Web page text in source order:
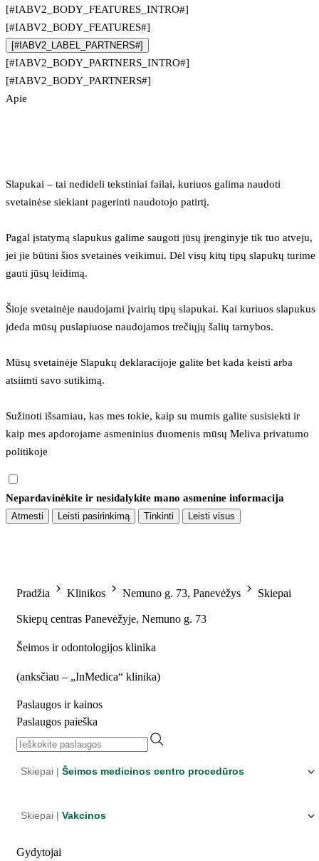
[#IABV2_BODY_FEATURES_INTRO#]
[#IABV2_BODY_FEATURES#]
[#IABV2_LABEL_PARTNERS#]
[#IABV2_BODY_PARTNERS_INTRO#]
[#IABV2_BODY_PARTNERS#]
Apie
Slapukai – tai nedideli tekstiniai failai, kuriuos galima naudoti
svetainėse siekiant pagerinti naudotojo patirtį.
Pagal įstatymą slapukus galime saugoti jūsų įrenginyje tik tuo atveju,
jei jie būtini šios svetainės veikimui. Dėl visų kitų tipų slapukų turime
gauti jūsų leidimą.
Šioje svetainėje naudojami įvairių tipų slapukai. Kai kuriuos slapukus
įdeda mūsų puslapiuose naudojamos trečiųjų šalių tarnybos.
Mūsų svetainėje Slapukų deklaracijoje galite bet kada keisti arba
atsiimti savo sutikimą.
Sužinoti išsamiau, kas mes tokie, kaip su mumis galite susisiekti ir
kaip mes apdorojame asmeninius duomenis mūsų Meliva privatumo
politikoje
Nepardavinėkite ir nesidalykite mano asmenine informacija
Atmesti Leisti pasirinkimą Tinkinti Leisti visus
Pradžia Klinikos Nemuno g. 73, Panevėžys Skiepai
Skiepų centras Panevėžyje, Nemuno g. 73
Šeimos ir odontologijos klinika
(anksčiau – „InMedica“ klinika)
Paslaugos ir kainos
Paslaugos paieška
Skiepai | Šeimos medicinos centro procedūros
Skiepai | Vakcinos
Gydytojai